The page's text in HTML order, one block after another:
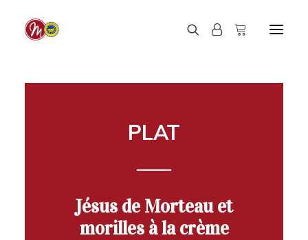
PLAT
Jésus de Morteau et
morilles à la crème